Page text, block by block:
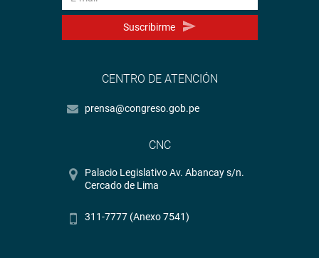
Suscribirme
CENTRO DE ATENCIÓN
prensa@congreso.gob.pe
CNC
Palacio Legislativo Av. Abancay s/n.
Cercado de Lima
311-7777 (Anexo 7541)